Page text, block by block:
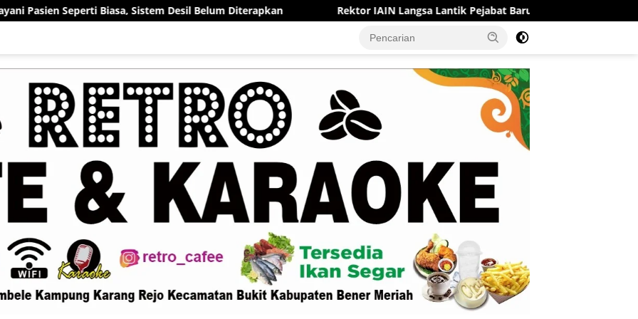
Biasa, Sistem Desil Belum Diterapkan Rektor IAIN Langsa Lantik Pejabat Baru, Perkuat Tata Kelola dan Kinerja